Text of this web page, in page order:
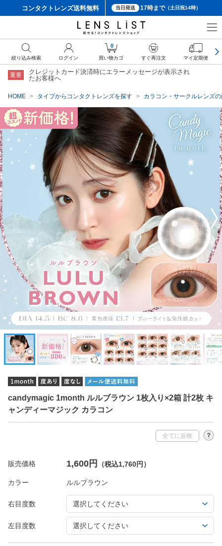
コンタクトレンズ送料無料 当日発送 17時まで（土日祝14時）
重要
クレジットカード決済時にエラーメッセージが表示され
たお客様へ
HOME タイプからコンタクトレンズを探す カラコン・サークルレンズ
candymagic 1month ルルブラウン 1枚入り×2箱 計2枚 キ
ャンディーマジック カラコン
全てに反映 ？
販売価格 1,600円 （税込1,760円）
カラー
右目度数
左目度数
絞り込み検索 ログイン
0
買い物カゴ すぐ再注文 マイ定期便
クーポン詳細